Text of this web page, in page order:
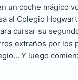
un coche mágico
al Colegio
cursar su
extraños por los
Y luego